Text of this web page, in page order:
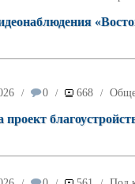
/ 0 / 668 /
проект